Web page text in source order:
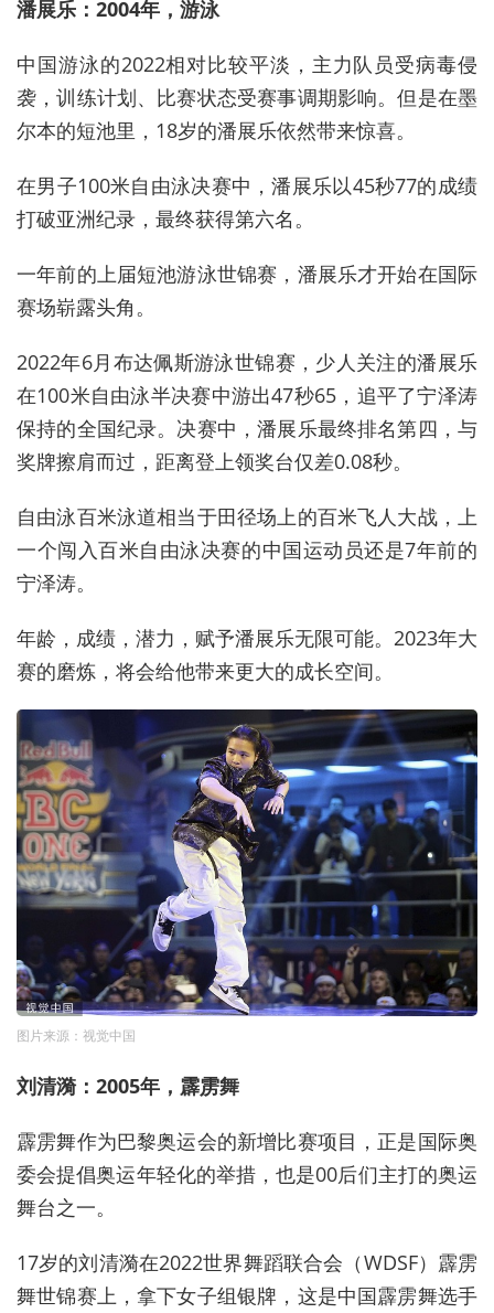
潘展乐：2004年，游泳
中国游泳的2022相对比较平淡，主力队员受病毒侵
袭，训练计划、比赛状态受赛事调期影响。但是在墨
尔本的短池里，18岁的潘展乐依然带来惊喜。
在男子100米自由泳决赛中，潘展乐以45秒77的成绩
打破亚洲纪录，最终获得第六名。
一年前的上届短池游泳世锦赛，潘展乐才开始在国际
赛场崭露头角。
2022年6月布达佩斯游泳世锦赛，少人关注的潘展乐
在100米自由泳半决赛中游出47秒65，追平了宁泽涛
保持的全国纪录。决赛中，潘展乐最终排名第四，与
奖牌擦肩而过，距离登上领奖台仅差0.08秒。
自由泳百米泳道相当于田径场上的百米飞人大战，上
一个闯入百米自由泳决赛的中国运动员还是7年前的
宁泽涛。
年龄，成绩，潜力，赋予潘展乐无限可能。2023年大
赛的磨炼，将会给他带来更大的成长空间。
图片来源：视觉中国
刘清漪：2005年，霹雳舞
霹雳舞作为巴黎奥运会的新增比赛项目，正是国际奥
委会提倡奥运年轻化的举措，也是00后们主打的奥运
舞台之一。
17岁的刘清漪在2022世界舞蹈联合会（WDSF）霹雳
舞世锦赛上，拿下女子组银牌，这是中国霹雳舞选手